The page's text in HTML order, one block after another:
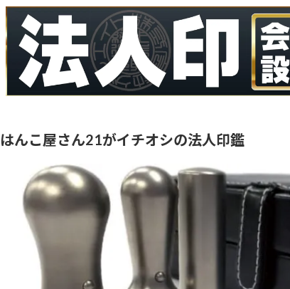
はんこ屋さん21がイチオシの法人印鑑